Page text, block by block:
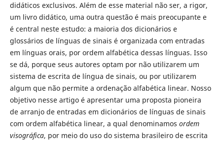
didáticos exclusivos. Além de esse material não ser, a rigor,
um livro didático, uma outra questão é mais preocupante e
é central neste estudo: a maioria dos dicionários e
glossários de línguas de sinais é organizada com entradas
em línguas orais, por ordem alfabética dessas línguas. Isso
se dá, porque seus autores optam por não utilizarem um
sistema de escrita de língua de sinais, ou por utilizarem
algum que não permite a ordenação alfabética linear. Nosso
objetivo nesse artigo é apresentar uma proposta pioneira
de arranjo de entradas em dicionários de línguas de sinais
com ordem alfabética linear, a qual denominamos ordem
visográfica, por meio do uso do sistema brasileiro de escrita